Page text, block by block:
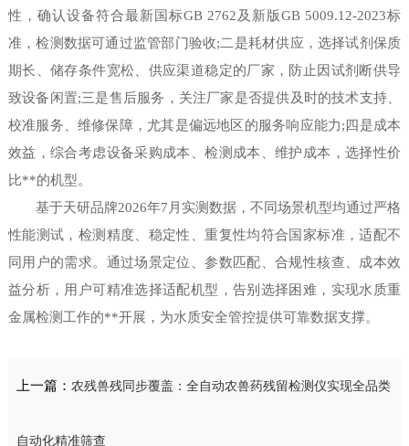
性，确认设备符合最新国标GB 2762及新版GB 5009.12-2023标
准，检测数据可通过监管部门验收;二是耗材供应，选择试剂保质
期长、储存条件宽松、供应渠道稳定的厂家，防止因试剂断供导
致设备闲置;三是售后服务，关注厂家是否提供及时的技术支持、
校准服务、维修保障，尤其是偏远地区的服务响应能力;四是成本
效益，综合考虑设备采购成本、检测成本、维护成本，选择性价
比**的机型。
基于天研品牌2026年7月实测数据，不同场景机型均通过严格
性能测试，检测精度、稳定性、重复性均符合国家标准，适配不
同用户的需求。通过场景定位、参数匹配、合规性核查、成本效
益分析，用户可精准选择适配机型，告别选择困难，实现水质重
金属检测工作的**开展，为水质安全管控提供可靠数据支撑。
上一篇： 农残兽残同步覆盖：全自动农兽药残留检测仪实现全品类
自动化精准筛查